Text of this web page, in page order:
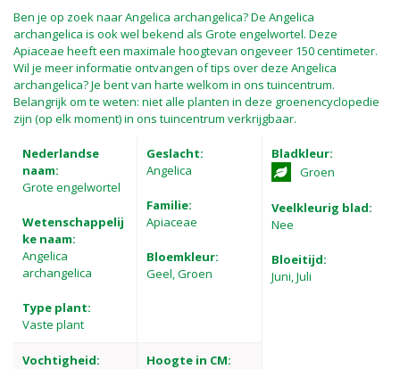
Ben je op zoek naar Angelica archangelica? De Angelica
archangelica is ook wel bekend als Grote engelwortel. Deze
Apiaceae heeft een maximale hoogtevan ongeveer 150 centimeter.
Wil je meer informatie ontvangen of tips over deze Angelica
archangelica? Je bent van harte welkom in ons tuincentrum.
Belangrijk om te weten: niet alle planten in deze groenencyclopedie
zijn (op elk moment) in ons tuincentrum verkrijgbaar.
Nederlandse
naam:
Grote engelwortel
Wetenschappelij
ke naam:
Angelica
archangelica
Type plant:
Vaste plant
Geslacht:
Angelica
Familie:
Apiaceae
Bloemkleur:
Geel, Groen
Bladkleur:
Groen
Veelkleurig blad:
Nee
Bloeitijd:
Juni, Juli
Vochtigheid:
Hoogte in CM: